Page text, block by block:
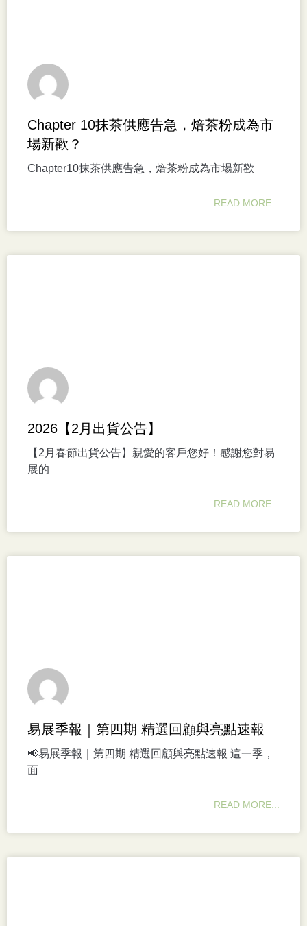
Chapter 10抹茶供應告急，焙茶粉成為市
場新歡？
Chapter10抹茶供應告急，焙茶粉成為市場新歡
READ MORE...
2026【2月出貨公告】
【2月春節出貨公告】親愛的客戶您好！感謝您對易
展的
READ MORE...
易展季報｜第四期 精選回顧與亮點速報
📢易展季報｜第四期 精選回顧與亮點速報 這一季，
面
READ MORE...